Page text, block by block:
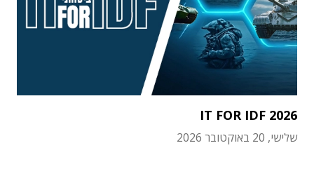
IT FOR IDF 2026
שלישי, 20 באוקטובר 2026